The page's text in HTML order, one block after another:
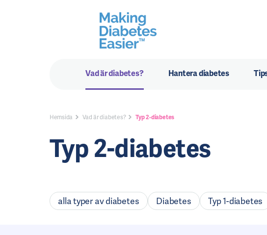
Vad är diabetes? Hantera diabetes
Hemsida Vad är diabetes? Typ 2-diabetes
Typ 2-diabetes
alla typer av diabetes Diabetes Typ 1-diabetes